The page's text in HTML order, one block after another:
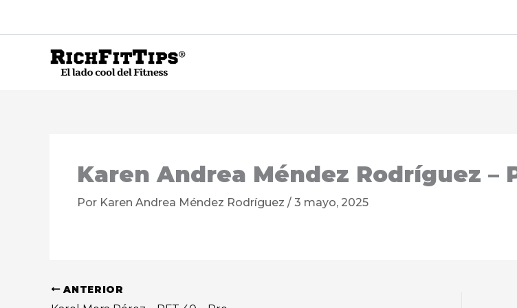
Karen Andrea Méndez Rodríguez –
Por Karen Andrea Méndez Rodríguez / 3 mayo, 2025
ANTERIOR